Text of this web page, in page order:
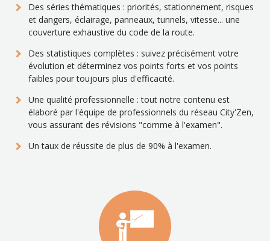
Des séries thématiques : priorités, stationnement, risques
et dangers, éclairage, panneaux, tunnels, vitesse... une
couverture exhaustive du code de la route.
Des statistiques complètes : suivez précisément votre
évolution et déterminez vos points forts et vos points
faibles pour toujours plus d'efficacité.
Une qualité professionnelle : tout notre contenu est
élaboré par l'équipe de professionnels du réseau City'Zen,
vous assurant des révisions "comme à l'examen".
Un taux de réussite de plus de 90% à l'examen.